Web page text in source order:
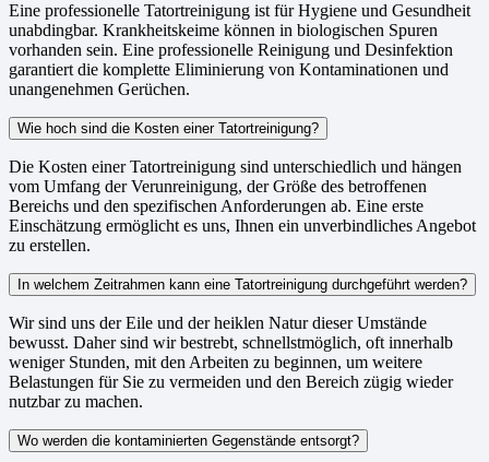
Eine professionelle Tatortreinigung ist für Hygiene und Gesundheit
unabdingbar. Krankheitskeime können in biologischen Spuren
vorhanden sein. Eine professionelle Reinigung und Desinfektion
garantiert die komplette Eliminierung von Kontaminationen und
unangenehmen Gerüchen.
Wie hoch sind die Kosten einer Tatortreinigung?
Die Kosten einer Tatortreinigung sind unterschiedlich und hängen
vom Umfang der Verunreinigung, der Größe des betroffenen
Bereichs und den spezifischen Anforderungen ab. Eine erste
Einschätzung ermöglicht es uns, Ihnen ein unverbindliches Angebot
zu erstellen.
In welchem Zeitrahmen kann eine Tatortreinigung durchgeführt werden?
Wir sind uns der Eile und der heiklen Natur dieser Umstände
bewusst. Daher sind wir bestrebt, schnellstmöglich, oft innerhalb
weniger Stunden, mit den Arbeiten zu beginnen, um weitere
Belastungen für Sie zu vermeiden und den Bereich zügig wieder
nutzbar zu machen.
Wo werden die kontaminierten Gegenstände entsorgt?